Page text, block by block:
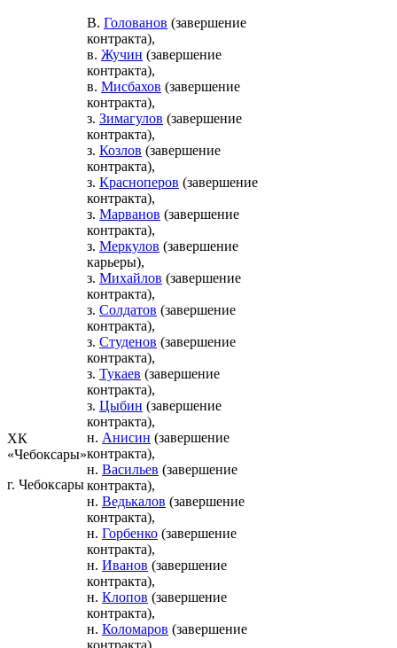
ХК
«Чебоксары»
г. Чебоксары
В. Голованов (завершение
контракта),
в. Жучин (завершение
контракта),
в. Мисбахов (завершение
контракта),
з. Зимагулов (завершение
контракта),
з. Козлов (завершение
контракта),
з. Красноперов (завершение
контракта),
з. Марванов (завершение
контракта),
з. Меркулов (завершение
карьеры),
з. Михайлов (завершение
контракта),
з. Солдатов (завершение
контракта),
з. Студенов (завершение
контракта),
з. Тукаев (завершение
контракта),
з. Цыбин (завершение
контракта),
н. Анисин (завершение
контракта),
н. Васильев (завершение
контракта),
н. Ведькалов (завершение
контракта),
н. Горбенко (завершение
контракта),
н. Иванов (завершение
контракта),
н. Клопов (завершение
контракта),
н. Коломаров (завершение
контракта),